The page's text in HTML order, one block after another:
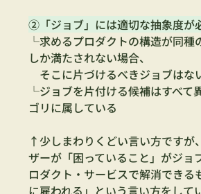
②「ジョブ」には適切な抽象度が
└求めるプロダクトの構造が同種
しか満たされない場合、
そこに片づけるべきジョブはな
└ジョブを片付ける候補はすべて
ゴリに属している
↑少しまわりくどい言い方ですが
ザーが「困っていること」がジョ
ロダクト・サービスで解消できる
に雇われる」という言い方をして